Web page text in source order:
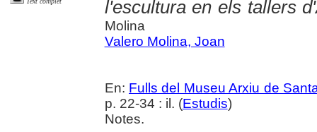
l'escultura en els tallers
Molina
Valero Molina, Joan
En: Fulls del Museu Arxiu de
p. 22-34 : il. (Estudis)
Notes.